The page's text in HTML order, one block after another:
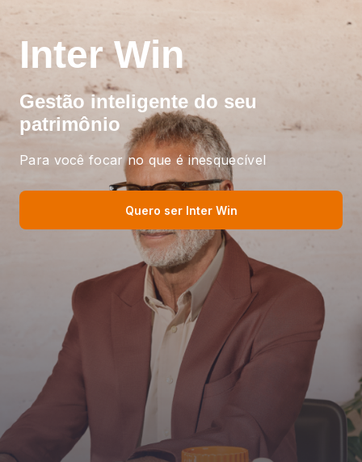
Inter Win
Gestão inteligente do seu
patrimônio
Para você focar no que é inesquecível
Quero ser Inter Win